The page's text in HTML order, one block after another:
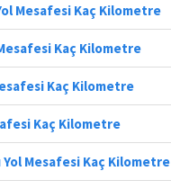
Mesafesi Kaç Kilometre
Kaç Kilometre
Kaç Kilometre
Kaç Kilometre
Yol Mesafesi Kaç Kilometre